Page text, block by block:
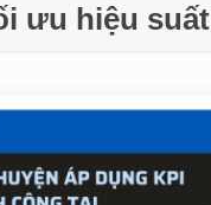
ưu hiệu suất